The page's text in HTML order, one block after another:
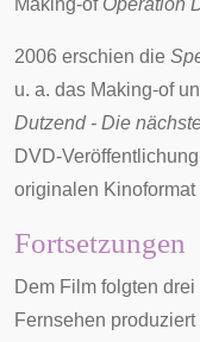
Making-of Operation
2006 erschien die
u. a. das Making-of
Dutzend - Die
DVD-
originalen Kinoformat
Fortsetzungen
Dem Film folgten
Fernsehen